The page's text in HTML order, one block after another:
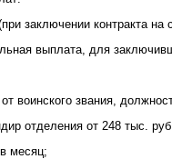
заключении контракта на
выплата, для
воинского звания,
отделения от 248 тыс.
месяц;